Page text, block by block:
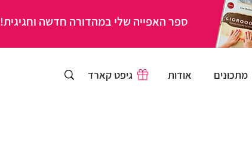
ספר האפייה שלי במהדורה חדשה וחגיגית!
גיפט קארד אודות מתכונים